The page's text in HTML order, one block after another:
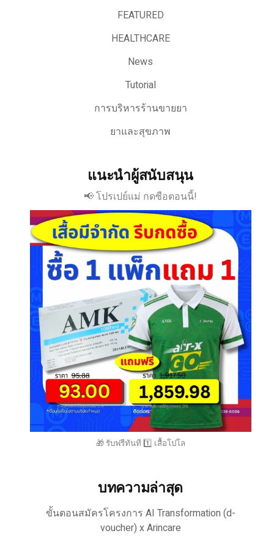
FEATURED
HEALTHCARE
News
Tutorial
การบริหารร้านขายยา
ยาและสุขภาพ
แนะนำผู้สนับสนุน
📢 โปรเปย์แม่ กดซือตอนนี้!
🎁 รับฟรีทันที 1️⃣ เสื้อโปโล
บทความล่าสุด
ขั้นตอนสมัครโครงการ AI Transformation (d-
voucher) x Arincare